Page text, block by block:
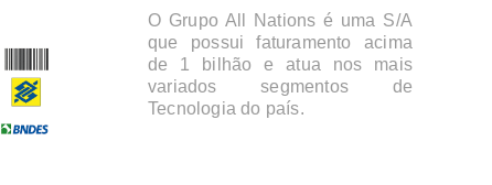
O Grupo All Nations é uma S/A
que possui faturamento acima
de 1 bilhão e atua nos mais
variados segmentos de
Tecnologia do país.